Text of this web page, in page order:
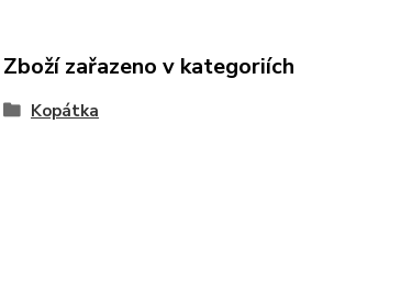
Zboží zařazeno v kategoriích
Kopátka